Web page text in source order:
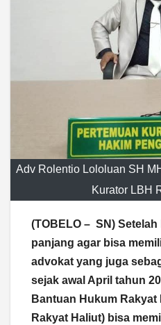
Adv Rolentio Lololuan SH
Kurator LBH
(TOBELO – SN)
panjang agar bisa
advokat yang juga
sejak awal April tahun
Bantuan Hukum Rakyat
Rakyat Haliut) bisa